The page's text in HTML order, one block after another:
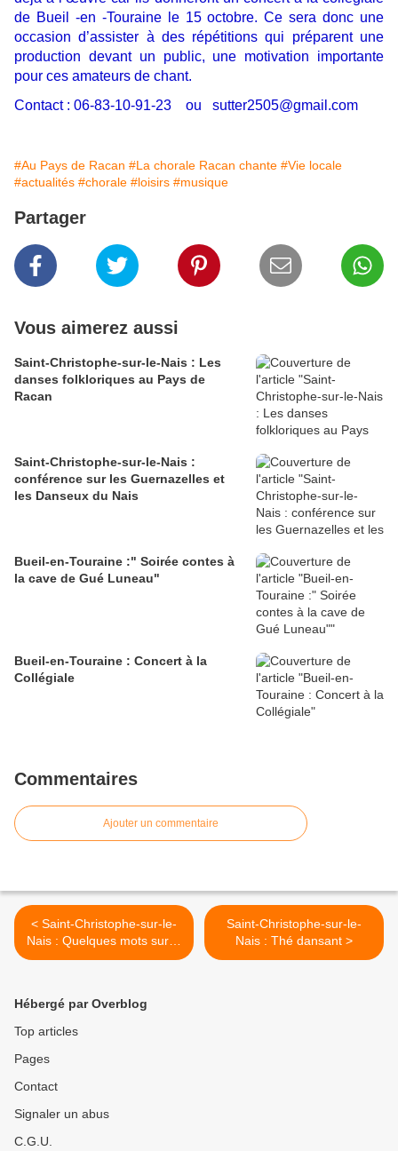
de Bueil -en -Touraine le 15 octobre. Ce sera donc une
occasion d’assister à des répétitions qui préparent une
production devant un public, une motivation importante
pour ces amateurs de chant.
Contact : 06-83-10-91-23 ou sutter2505@gmail.com
#Au Pays de Racan #La chorale Racan chante #Vie locale
#actualités #chorale #loisirs #musique
Partager
Vous aimerez aussi
Saint-Christophe-sur-le-Nais : Les
danses folkloriques au Pays de
Racan
Saint-Christophe-sur-le-Nais :
conférence sur les Guernazelles et
les Danseux du Nais
Bueil-en-Touraine :" Soirée contes à
la cave de Gué Luneau"
Bueil-en-Touraine : Concert à la
Collégiale
Commentaires
Ajouter un commentaire
< Saint-Christophe-sur-le-
Nais : Quelques mots sur la
place Jehan d’Alluye
Saint-Christophe-sur-le-
Nais : Thé dansant >
Hébergé par Overblog
Top articles
Pages
Contact
Signaler un abus
C.G.U.